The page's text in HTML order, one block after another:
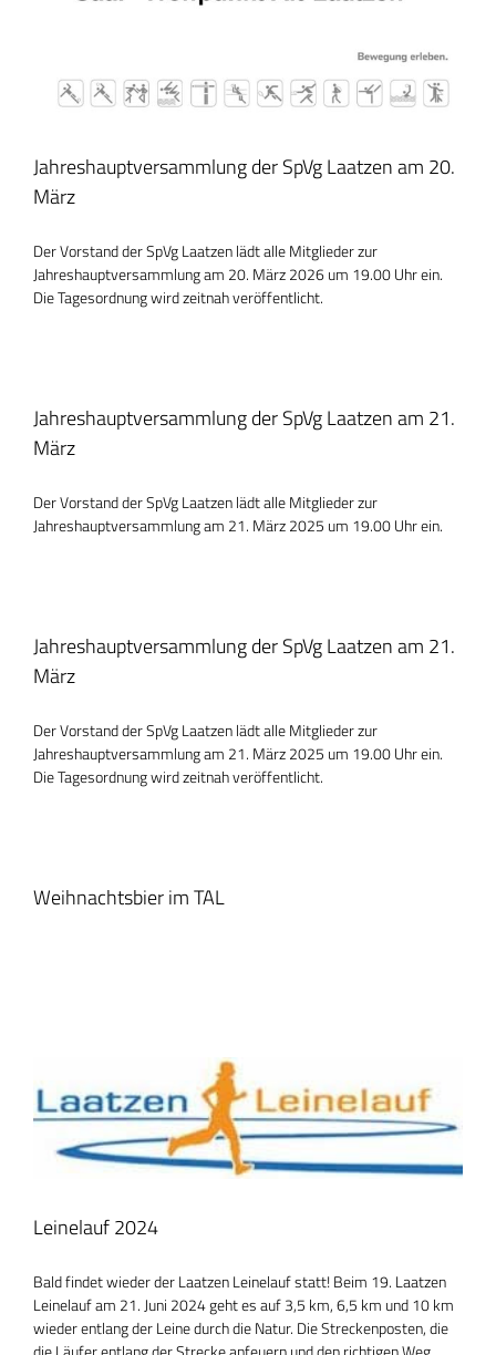
Jahreshauptversammlung der SpVg Laatzen am 20.
März
Der Vorstand der SpVg Laatzen lädt alle Mitglieder zur
Jahreshauptversammlung am 20. März 2026 um 19.00 Uhr ein.
Die Tagesordnung wird zeitnah veröffentlicht.
Jahreshauptversammlung der SpVg Laatzen am 21.
März
Der Vorstand der SpVg Laatzen lädt alle Mitglieder zur
Jahreshauptversammlung am 21. März 2025 um 19.00 Uhr ein.
Jahreshauptversammlung der SpVg Laatzen am 21.
März
Der Vorstand der SpVg Laatzen lädt alle Mitglieder zur
Jahreshauptversammlung am 21. März 2025 um 19.00 Uhr ein.
Die Tagesordnung wird zeitnah veröffentlicht.
Weihnachtsbier im TAL
Leinelauf 2024
Bald findet wieder der Laatzen Leinelauf statt! Beim 19. Laatzen
Leinelauf am 21. Juni 2024 geht es auf 3,5 km, 6,5 km und 10 km
wieder entlang der Leine durch die Natur. Die Streckenposten, die